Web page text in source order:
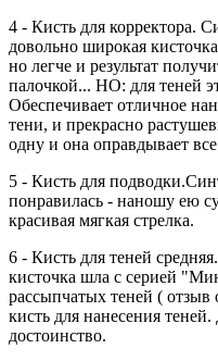
4 - Кисть для корректора.
довольно широкая
но легче и результат
палочкой... НО: для теней
Обеспечивает отличное
тени, и прекрасно
одну и она оправдывает
5 - Кисть для
понравилась - наношу ею
красивая мягкая стрелка.
6 - Кисть для теней
кисточка шла с серией
рассыпчатых теней (
кисть для нанесения
достоинство.